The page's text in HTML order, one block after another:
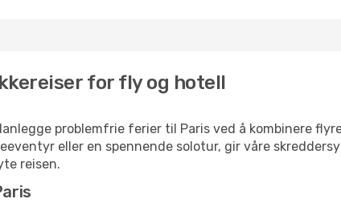
for fly og hotell
problemfrie ferier til Paris ved å kombinere
eller en spennende solotur, gir våre
reisen.